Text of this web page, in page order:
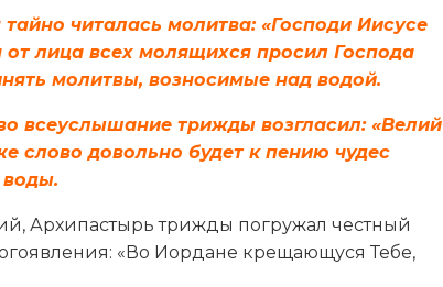
читалась молитва: «Господи Иисусе
лица всех молящихся просил Господа
молитвы, возносимые над водой.
всеуслышание трижды возгласил: «Велий
слово довольно будет к пению чудес
Архипастырь трижды погружал честный
«Во Иордане крещающуся Тебе,